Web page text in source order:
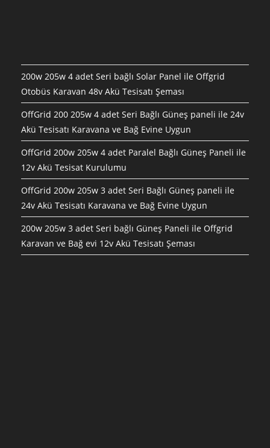
200w 205w 4 adet Seri bağlı Solar Panel ile Offgrid
Otobüs Karavan 48v Akü Tesisatı Şeması
OffGrid 200 205w 4 adet Seri Bağlı Güneş paneli ile 24v
Akü Tesisatı Karavana ve Bağ Evine Uygun
OffGrid 200w 205w 4 adet Paralel Bağlı Güneş Paneli ile
12v Akü Tesisat Kurulumu
OffGrid 200w 205w 3 adet Seri Bağlı Güneş paneli ile
24v Akü Tesisatı Karavana ve Bağ Evine Uygun
200w 205w 3 adet Seri bağlı Güneş Paneli ile Offgrid
Karavan ve Bağ evi 12v Akü Tesisatı Şeması